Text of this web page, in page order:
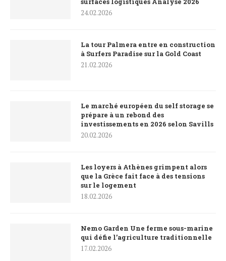
24.02.2026
La tour Palmera entre en construction
à Surfers Paradise sur la Gold Coast
21.02.2026
Le marché européen du self storage se
prépare à un rebond des
investissements en 2026 selon Savills
20.02.2026
Les loyers à Athènes grimpent alors
que la Grèce fait face à des tensions
sur le logement
18.02.2026
Nemo Garden Une ferme sous-marine
qui défie l’agriculture traditionnelle
17.02.2026